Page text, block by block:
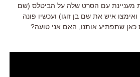
מעניינת עם הסרט שלה על הביטלס (שם
איש את שם בן זוגו) ועכשיו פונה
כאן שתפתיע אותנו, האם אני טועה?